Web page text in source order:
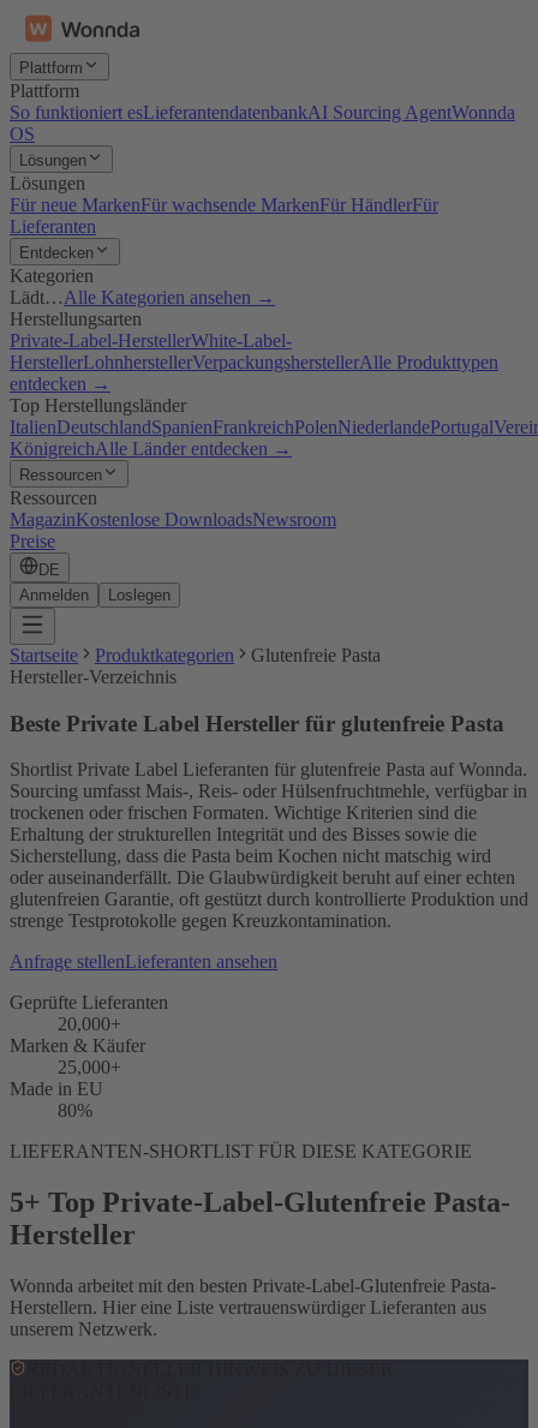
Plattform
Plattform
So funktioniert esLieferantendatenbankAI Sourcing AgentWonnda
OS
Lösungen
Lösungen
Für neue MarkenFür wachsende MarkenFür HändlerFür
Lieferanten
Entdecken
Kategorien
Lädt…Alle Kategorien ansehen →
Herstellungsarten
Private-Label-HerstellerWhite-Label-
HerstellerLohnherstellerVerpackungsherstellerAlle Produkttypen
entdecken →
Top Herstellungsländer
ItalienDeutschlandSpanienFrankreichPolenNiederlandePortugal
KönigreichAlle Länder entdecken →
Ressourcen
Ressourcen
MagazinKostenlose DownloadsNewsroom
Preise
DE
Anmelden
Loslegen
Startseite Produktkategorien
Glutenfreie Pasta
Hersteller-Verzeichnis
Beste Private Label Hersteller für glutenfreie Pasta
Shortlist Private Label Lieferanten für glutenfreie Pasta auf Wonnda.
Sourcing umfasst Mais-, Reis- oder Hülsenfruchtmehle, verfügbar in
trockenen oder frischen Formaten. Wichtige Kriterien sind die
Erhaltung der strukturellen Integrität und des Bisses sowie die
Sicherstellung, dass die Pasta beim Kochen nicht matschig wird
oder auseinanderfällt. Die Glaubwürdigkeit beruht auf einer echten
glutenfreien Garantie, oft gestützt durch kontrollierte Produktion und
strenge Testprotokolle gegen Kreuzkontamination.
Anfrage stellenLieferanten ansehen
Geprüfte Lieferanten
20,000+
Marken & Käufer
25,000+
Made in EU
80%
LIEFERANTEN-SHORTLIST FÜR DIESE KATEGORIE
5+ Top Private-Label-Glutenfreie Pasta-
Hersteller
Wonnda arbeitet mit den besten Private-Label-Glutenfreie Pasta-
Herstellern. Hier eine Liste vertrauenswürdiger Lieferanten aus
unserem Netzwerk.